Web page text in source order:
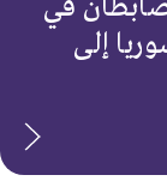
في
إلى